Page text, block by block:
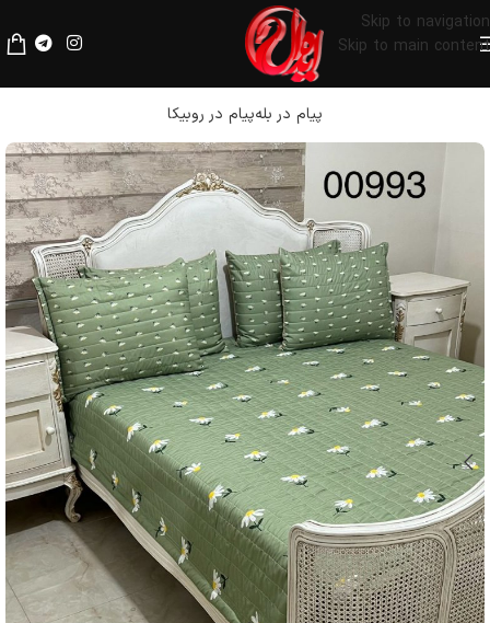
Skip to navigation
Skip to main content
لطفا قبل از پرداخت، فیلترشکن خود را خاموش کنید.
پیام در بلهپیام در روبیکا